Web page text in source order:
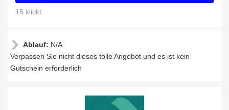
15 klickt
Ablauf: N/A
Verpassen Sie nicht dieses tolle Angebot und es ist kein
Gutschein erforderlich